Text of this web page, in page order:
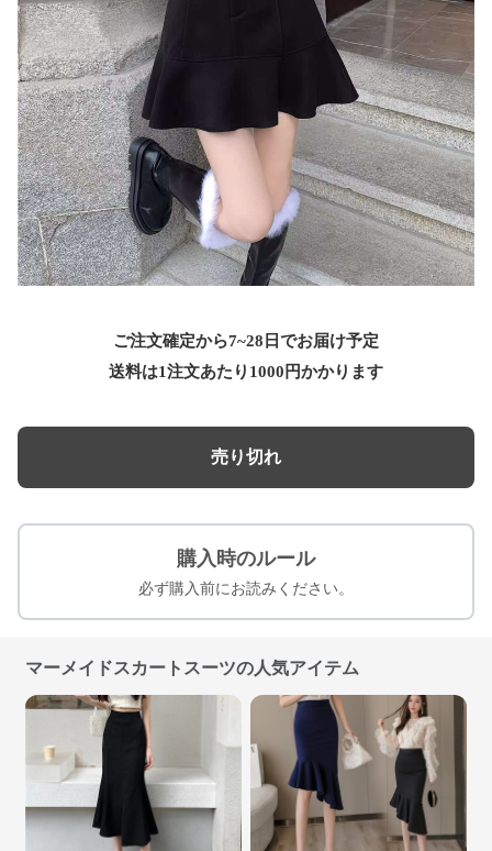
ご注文確定から7~28日でお届け予定
送料は1注文あたり 1000 円かかります
売り切れ
購入時のルール
必ず購入前にお読みください。
マーメイドスカートスーツの人気アイテム